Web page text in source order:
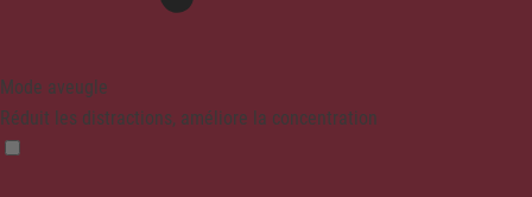
Mode aveugle
Réduit les distractions, améliore la concentration